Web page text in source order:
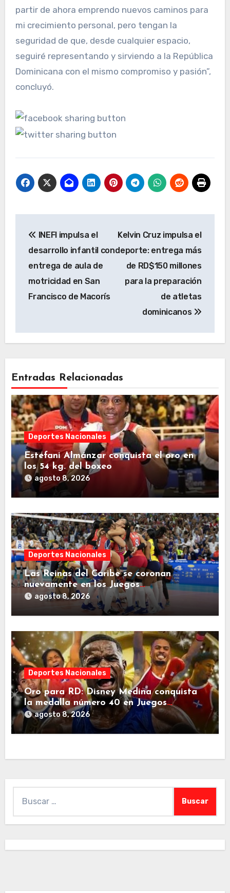
partir de ahora emprendo nuevos caminos para
mi crecimiento personal, pero tengan la
seguridad de que, desde cualquier espacio,
seguiré representando y sirviendo a la República
Dominicana con el mismo compromiso y pasión”,
concluyó.
de
entradas
INEFI impulsa el
desarrollo infantil con
entrega de aula de
motricidad en San
Francisco de Macorís
Kelvin Cruz impulsa el
deporte: entrega más
de RD$150 millones
para la preparación
de atletas
dominicanos
Entradas Relacionadas
Deportes Nacionales
Estefani Almánzar conquista el oro en
los 54 kg. del boxeo
agosto 8, 2026
Deportes Nacionales
Las Reinas del Caribe se coronan
nuevamente en los Juegos
Centroamericanos y del Caribe 2026.
agosto 8, 2026
Deportes Nacionales
Oro para RD: Disney Medina conquista
la medalla número 40 en Juegos
Centroamericanos
agosto 8, 2026